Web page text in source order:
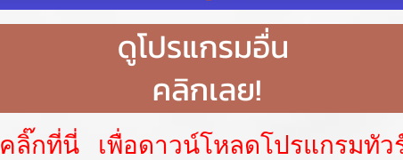
คลิ๊กที่นี่ เพื่อดาวน์โหลดโปรแกรมทัว